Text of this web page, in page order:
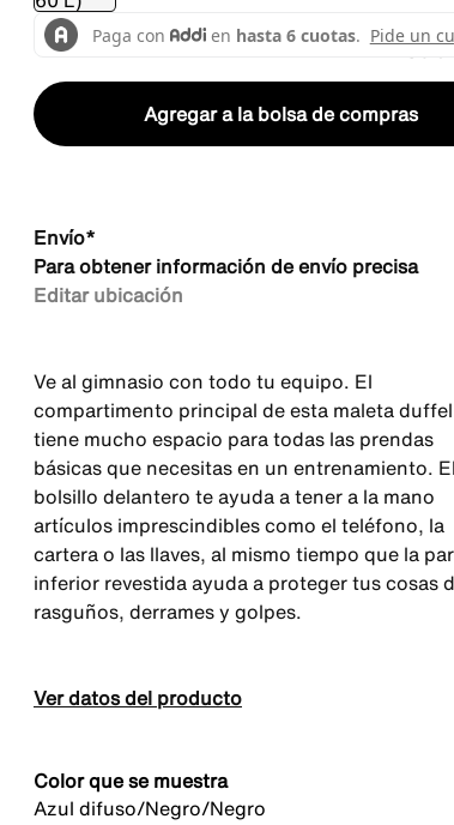
Guía
Agregar a la bolsa de compras
Envío*
Para obtener información de envío precisa
Editar ubicación
Ve al gimnasio con todo tu equipo. El
compartimento principal de esta maleta duffel
tiene mucho espacio para todas las prendas
básicas que necesitas en un entrenamiento. El
bolsillo delantero te ayuda a tener a la mano
artículos imprescindibles como el teléfono, la
cartera o las llaves, al mismo tiempo que la
inferior revestida ayuda a proteger tus cosas
rasguños, derrames y golpes.
Ver datos del producto
Color que se muestra
Azul difuso/Negro/Negro